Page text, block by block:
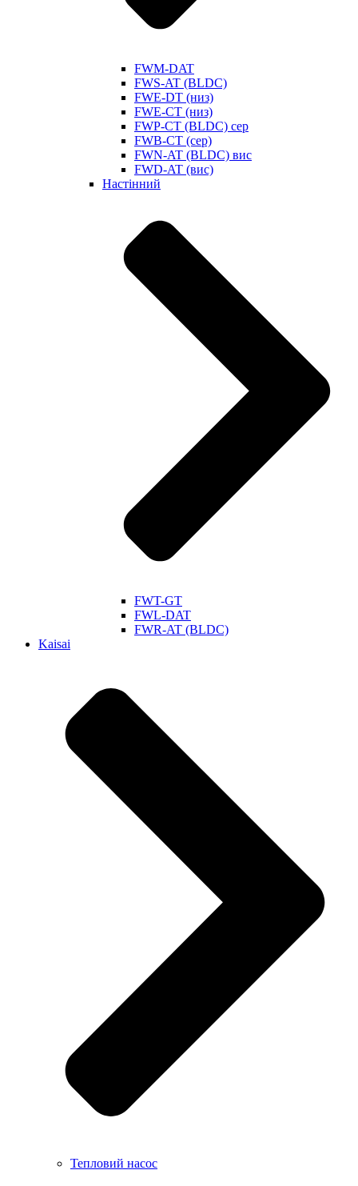
FWM-DAT
FWS-AT (BLDC)
FWE-DT (низ)
FWE-CT (низ)
FWP-CT (BLDC) сер
FWB-CT (сер)
FWN-AT (BLDC) вис
FWD-AT (вис)
Настінний
FWT-GT
FWL-DAT
FWR-AT (BLDC)
Kaisai
Тепловий насос